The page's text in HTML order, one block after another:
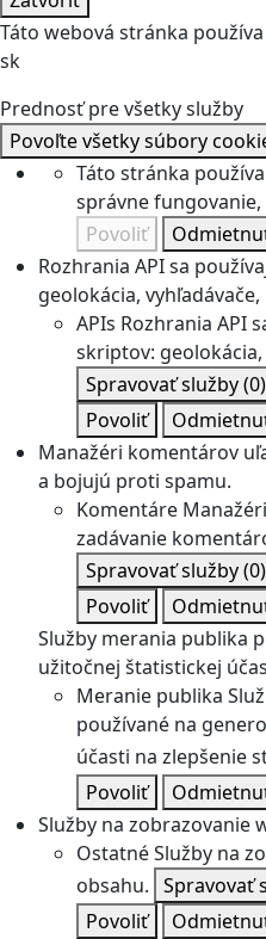
Táto webová stránka
sk
Prednosť pre všetky služby
Povoľte všetky súbory
Táto stránka
správne
Povoliť
Rozhrania API sa
geolokácia, vyhľadávače,
APIs Rozhrania API
skriptov: geolokácia,
Spravovať služby(0)
Povoliť
Manažéri komentárov
a bojujú proti spamu.
Komentáre
zadávanie
Spravovať služby(0)
Povoliť
Služby merania publika
užitočnej štatistickej
Meranie publika
používané na
účasti na zlepšenie
Povoliť
Služby na zobrazovanie
OstatnéSlužby na
obsahu. Spravovať
Povoliť